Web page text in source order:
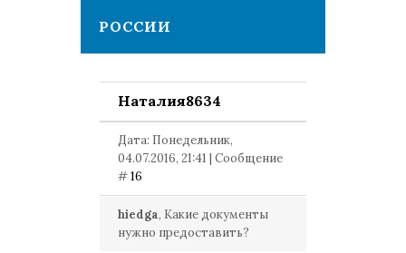
РОССИИ
Наталия8634
Дата: Понедельник,
04.07.2016, 21:41 | Сообщение
#16
hiedga, Какие документы
нужно предоставить?